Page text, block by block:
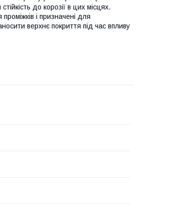
до корозії в цих місцях.
і призначені для
верхнє покриття під час впливу